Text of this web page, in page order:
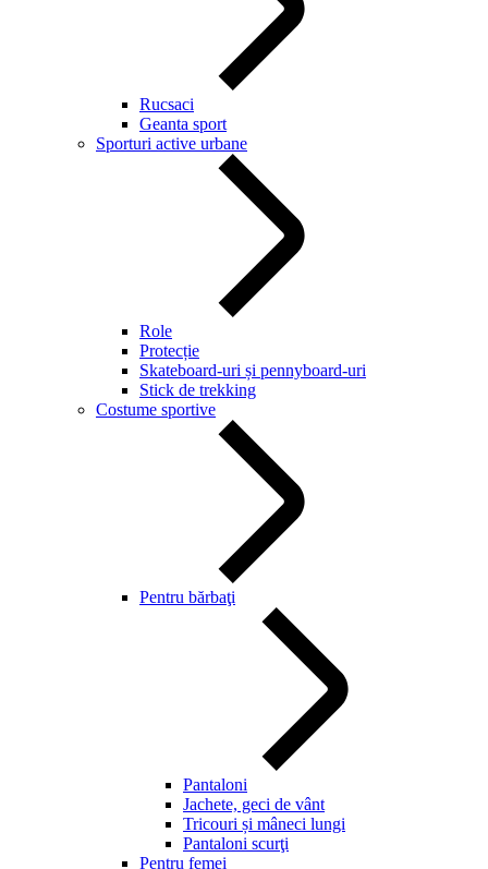
Rucsaci
Geanta sport
Sporturi active urbane
Role
Protecție
Skateboard-uri și pennyboard-uri
Stick de trekking
Costume sportive
Pentru bărbaţi
Pantaloni
Jachete, geci de vânt
Tricouri și mâneci lungi
Pantaloni scurţi
Pentru femei